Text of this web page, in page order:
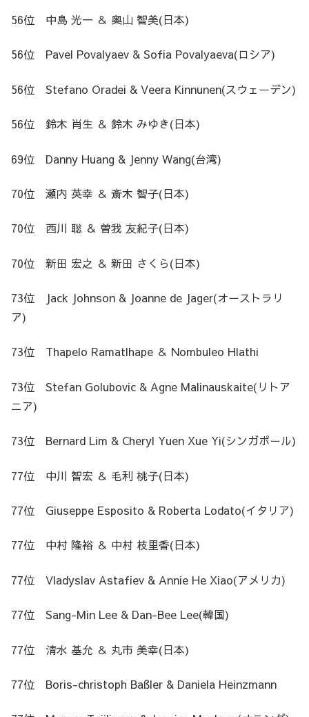
56位 中島 光一 ＆ 奥山 智美(日本)
56位 Pavel Povalyaev & Sofia Povalyaeva(ロシア)
56位 Stefano Oradei & Veera Kinnunen(スウェーデン)
56位 鈴木 肖生 ＆ 鈴木 みゆき(日本)
69位 Danny Huang & Jenny Wang(台湾)
70位 瀬内 英幸 ＆ 斎木 智子(日本)
70位 西川 聡 ＆ 曽我 友紀子(日本)
70位 新田 宏之 ＆ 新田 さくら(日本)
73位 Jack Johnson & Joanne de Jager(オーストラリ
ア)
73位 Thapelo Ramatlhape ＆ Nombuleo Hlathi
73位 Stefan Golubovic & Agne Malinauskaite(リトア
ニア)
73位 Bernard Lim & Cheryl Yuen Xue Yi(シンガポール)
77位 中川 智宏 ＆ 毛利 桃子(日本)
77位 Giuseppe Esposito & Roberta Lodato(イタリア)
77位 中村 隆裕 ＆ 中村 枝里香(日本)
77位 Vladyslav Astafiev & Annie He Xiao(アメリカ)
77位 Sang-Min Lee & Dan-Bee Lee(韓国)
77位 清水 基允 ＆ 丸市 美幸(日本)
77位 Boris-christoph Baßler & Daniela Heinzmann